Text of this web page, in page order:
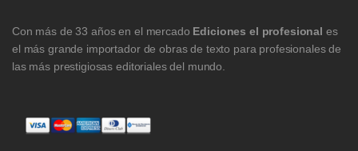
Con más de 33 años en el mercado Ediciones el profesional es
el más grande importador de obras de texto para profesionales de
las más prestigiosas editoriales del mundo.